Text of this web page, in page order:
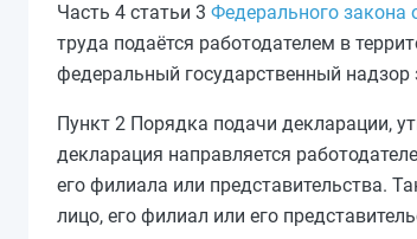
Часть 4 статьи 3 Федерального закона
труда подаётся работодателем в
федеральный государственный надзор
Пункт 2 Порядка подачи декларации,
декларация направляется
его филиала или представительства.
лицо, его филиал или его